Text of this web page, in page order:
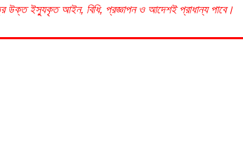
উক্ত ইস্যুকৃত আইন, বিধি, প্রজ্ঞাপন ও আদেশই প্রাধান্য পাবে।